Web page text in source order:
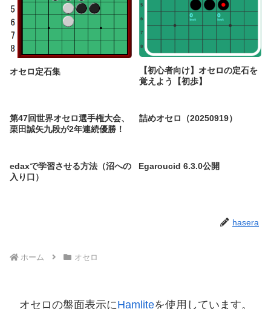
オセロ定石集
【初心者向け】オセロの定石を
覚えよう【初歩】
第47回世界オセロ選手権大会、
栗田誠矢九段が2年連続優勝！
詰めオセロ（20250919）
edaxで学習させる方法（沼への
入り口）
Egaroucid 6.3.0公開
hasera
ホーム オセロ
オセロの盤面表示にHamliteを使用しています。